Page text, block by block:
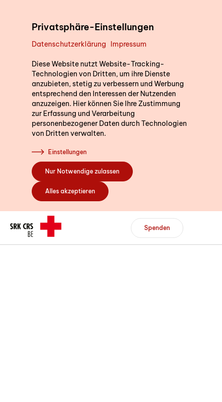
Privatsphäre-Einstellungen
Datenschutzerklärung Impressum
Diese Website nutzt Website-Tracking-
Technologien von Dritten, um ihre Dienste
anzubieten, stetig zu verbessern und Werbung
entsprechend den Interessen der Nutzenden
anzuzeigen. Hier können Sie Ihre Zustimmung
zur Erfassung und Verarbeitung
personenbezogener Daten durch Technologien
von Dritten verwalten.
Einstellungen
Nur Notwendige zulassen
Alles akzeptieren
Header/Navigation
Spenden
Kurse
Sich engagieren
Über uns